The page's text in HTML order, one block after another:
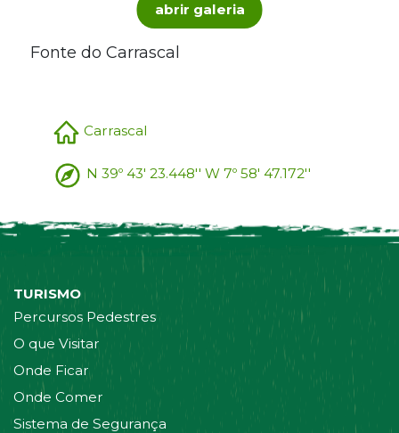
abrir galeria
Fonte do Carrascal
Carrascal
N 39º 43' 23.448'' W 7º 58' 47.172''
TURISMO
Percursos Pedestres
O que Visitar
Onde Ficar
Onde Comer
Sistema de Segurança